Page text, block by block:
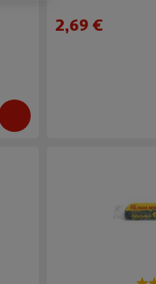
2,69 €